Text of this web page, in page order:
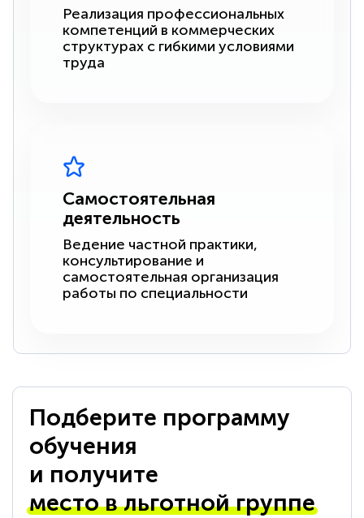
Реализация профессиональных
компетенций в коммерческих
структурах с гибкими условиями
труда
Самостоятельная
деятельность
Ведение частной практики,
консультирование и
самостоятельная организация
работы по специальности
Подберите программу
обучения
и получите
место в льготной группе